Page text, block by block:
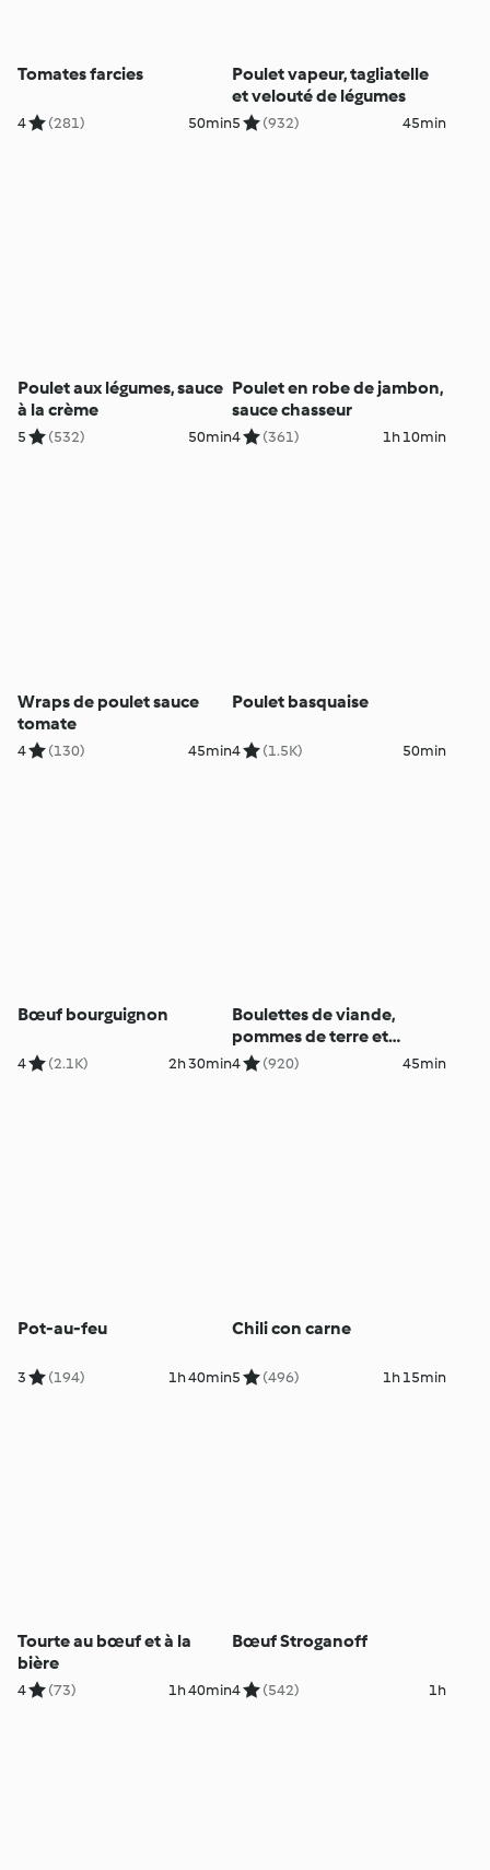
Tomates farcies
4 (281) 50min
Poulet vapeur, tagliatelle
et velouté de légumes
5 (932) 45min
Poulet aux légumes, sauce
à la crème
5 (532) 50min
Poulet en robe de jambon,
sauce chasseur
4 (361) 1h 10min
Wraps de poulet sauce
tomate
4 (130) 45min
Poulet basquaise
4 (1.5K) 50min
Bœuf bourguignon
4 (2.1K) 2h 30min
Boulettes de viande,
pommes de terre et
poivrons à la sauce
4 (920) 45min
Pot-au-feu
3 (194) 1h 40min
Chili con carne
5 (496) 1h 15min
Tourte au bœuf et à la
bière
4 (73) 1h 40min
Bœuf Stroganoff
4 (542) 1h